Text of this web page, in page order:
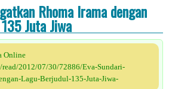
Rhoma Irama dengan
Juta Jiwa
Online
2012/07/30/72886/Eva-Sundari-
Lagu-Berjudul-135-Juta-Jiwa-